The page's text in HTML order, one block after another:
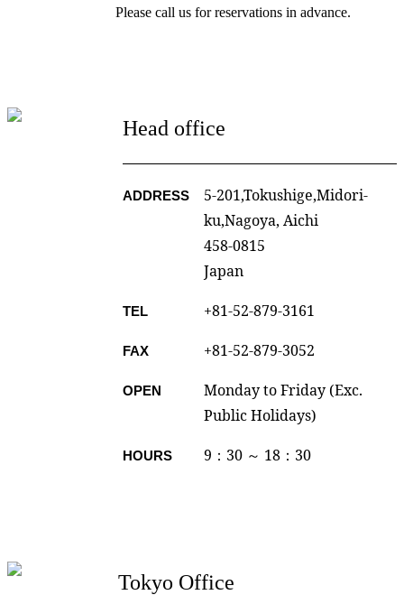
Please call us for reservations in advance.
Head office
ADDRESS
5-201,Tokushige,Midori-
ku,Nagoya, Aichi
458-0815
Japan
TEL +81-52-879-3161
FAX +81-52-879-3052
OPEN
Monday to Friday (Exc.
Public Holidays)
HOURS 9：30 ～ 18：30
Tokyo Office